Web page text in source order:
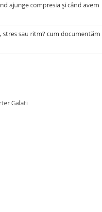
ajunge compresia și când avem
stres sau ritm? cum documentăm
Galati